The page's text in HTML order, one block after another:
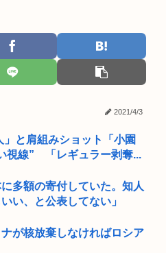
2021/4/3
」と肩組みショット「小園
視線” 「レギュラー剥奪...
多額の寄付していた。知人
い、と公表してない」
が核放棄しなければロシア